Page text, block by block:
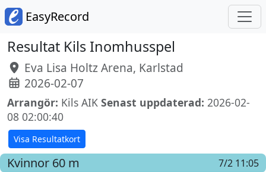
EasyRecord
Resultat Kils Inomhusspel
Eva Lisa Holtz Arena, Karlstad
2026-02-07
Arrangör: Kils AIK Senast uppdaterad: 2026-02-
08 02:00:40
Visa Resultatkort
Kvinnor 60 m
7/2 11:05